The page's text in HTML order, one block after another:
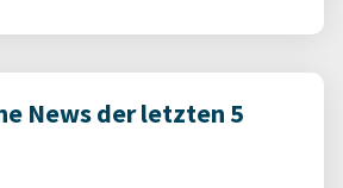
News der letzten 5